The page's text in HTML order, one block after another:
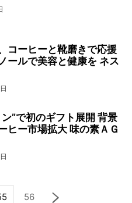
コーヒーと靴磨きで応援
ールで美容と健康を ネス
”で初のギフト展開 背景
ヒー市場拡大 味の素ＡＧ
56